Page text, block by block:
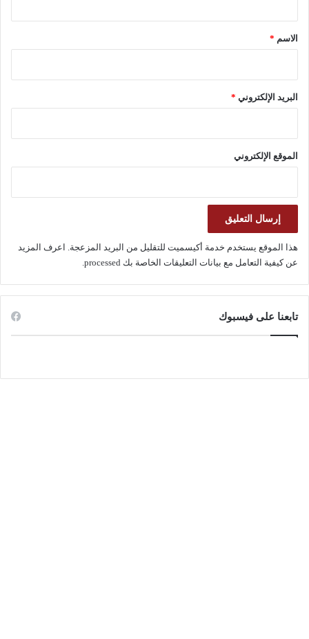
*
الاسم *
البريد الإلكتروني *
الموقع الإلكتروني
هذا الموقع يستخدم خدمة أكيسميت للتقليل من البريد المزعجة. اعرف المزيد
عن كيفية التعامل مع بيانات التعليقات الخاصة بك processed
تابعنا على فيسبوك